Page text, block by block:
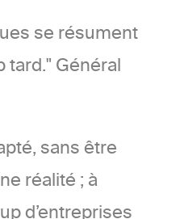
se résument
tard." Général
sans être
réalité ; à
d’entreprises